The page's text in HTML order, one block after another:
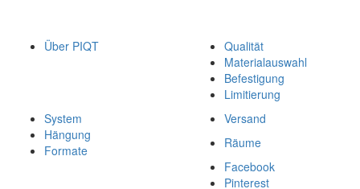
Über PIQT
Qualität
Materialauswahl
Befestigung
Limitierung
System
Hängung
Formate
Versand
Räume
Facebook
Pinterest